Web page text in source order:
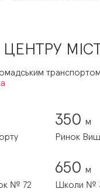
транспортом
350 м
Ринок
№ 72
650 м
Школи №